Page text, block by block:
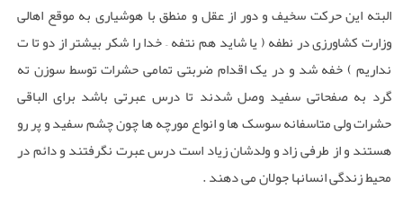
البته این حرکت سخیف و دور از عقل و منطق با هوشیاری به موقع اهالی
وزارت کشاورزی در نطفه ( یا شاید هم نتفه – خدا را شکر بیشتر از دو تا ت
نداریم ) خفه شد و در یک اقدام ضربتی تمامی حشرات توسط سوزن ته
گرد به صفحاتی سفید وصل شدند تا درس عبرتی باشد برای الباقی
حشرات ولی متاسفانه سوسک ها و انواع مورچه ها چون چشم سفید و پر رو
هستند و از طرفی زاد و ولدشان زیاد است درس عبرت نگرفتند و دائم در
محیط زندگی انسانها جولان می دهند .